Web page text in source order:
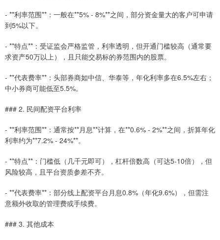
- **利率范围**：一般在**5% - 8%**之间，部分资金量大的客户可申请
到5%以下。
- **特点**：受证监会严格监管，利率透明，但开通门槛较高（通常要
求资产50万以上），且只能交易标的券范围内的股票。
- **代表费率**：头部券商如中信、华泰等，年化利率多在6.5%左右；
中小券商可能低至5.5%。
### 2. 民间配资平台利率
- **利率范围**：通常按**月息**计算，在**0.6% - 2%**之间，折算年化
利率约为**7.2% - 24%**。
- **特点**：门槛低（几千元即可），杠杆倍数高（可达5-10倍），但
风险较高，且平台资质参差不齐。
- **代表费率**：部分线上配资平台月息0.8%（年化9.6%），但需注
意额外收取的管理费或手续费。
### 3. 其他成本